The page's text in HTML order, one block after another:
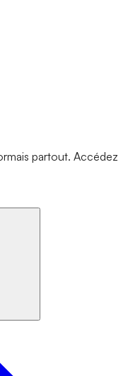
partout. Accédez